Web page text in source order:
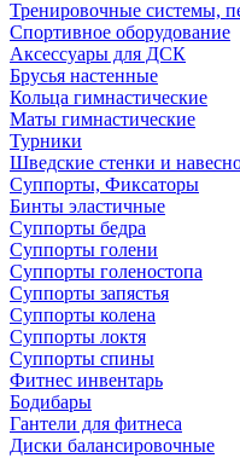
Тренировочные системы,
Спортивное оборудование
Аксессуары для ДСК
Брусья настенные
Кольца гимнастические
Маты гимнастические
Турники
Шведские стенки и
Суппорты, Фиксаторы
Бинты эластичные
Суппорты бедра
Суппорты голени
Суппорты голеностопа
Суппорты запястья
Суппорты колена
Суппорты локтя
Суппорты спины
Фитнес инвентарь
Бодибары
Гантели для фитнеса
Диски балансировочные